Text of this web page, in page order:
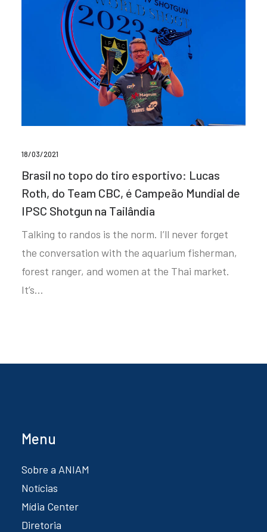
18/03/2021
Brasil no topo do tiro esportivo: Lucas
Roth, do Team CBC, é Campeão Mundial de
IPSC Shotgun na Tailândia
Talking to randos is the norm. I’ll never forget
the conversation with the aquarium fisherman,
forest ranger, and women at the Thai market.
It’s…
Menu
Sobre a ANIAM
Notícias
Mídia Center
Diretoria